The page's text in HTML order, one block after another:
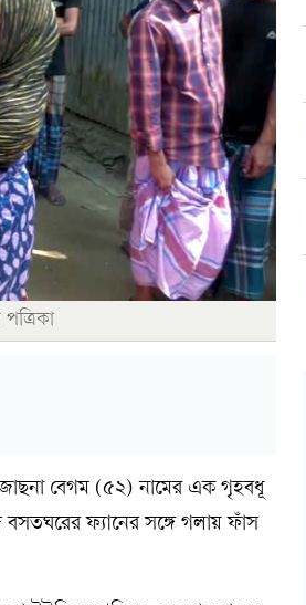
বেগম (৫২) নামের এক গৃহবধূ
ফ্যানের সঙ্গে গলায় ফাঁস